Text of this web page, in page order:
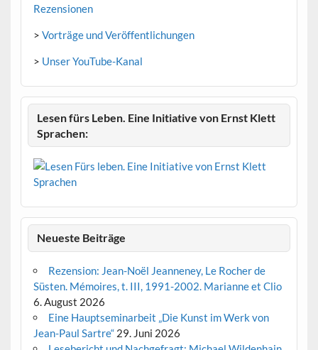
Rezensionen
> Vorträge und Veröffentlichungen
> Unser YouTube-Kanal
Lesen fürs Leben. Eine Initiative von Ernst Klett
Sprachen:
Neueste Beiträge
Rezension: Jean-Noël Jeanneney, Le Rocher de
Süsten. Mémoires, t. III, 1991-2002. Marianne et Clio
6. August 2026
Eine Hauptseminarbeit „Die Kunst im Werk von
Jean-Paul Sartre“ 29. Juni 2026